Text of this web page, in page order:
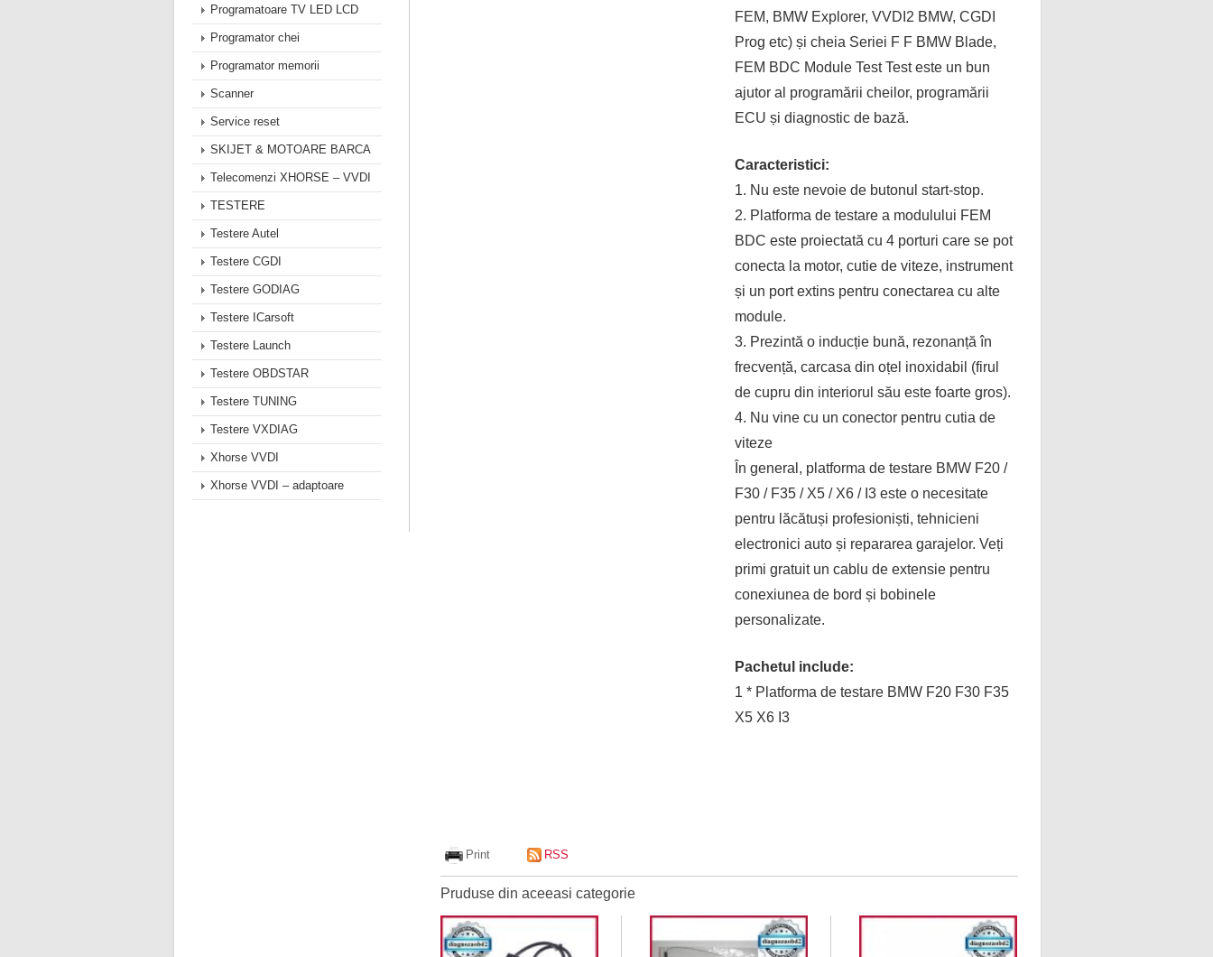
FEM, BMW Explorer, VVDI2 BMW, CGDI
Prog etc) și cheia Seriei F F BMW Blade,
FEM BDC Module Test Test este un bun
ajutor al programării cheilor, programării
ECU și diagnostic de bază.
Caracteristici:
1. Nu este nevoie de butonul start-stop.
2. Platforma de testare a modulului FEM
BDC este proiectată cu 4 porturi care se pot
conecta la motor, cutie de viteze, instrument
și un port extins pentru conectarea cu alte
module.
3. Prezintă o inducție bună, rezonanță în
frecvență, carcasa din oțel inoxidabil (firul
de cupru din interiorul său este foarte gros).
4. Nu vine cu un conector pentru cutia de
viteze
În general, platforma de testare BMW F20 /
F30 / F35 / X5 / X6 / I3 este o necesitate
pentru lăcătuși profesioniști, tehnicieni
electronici auto și repararea garajelor. Veți
primi gratuit un cablu de extensie pentru
conexiunea de bord și bobinele
personalizate.
Pachetul include:
1 * Platforma de testare BMW F20 F30 F35
X5 X6 I3
Print RSS
Pruduse din aceeasi categorie
Programatoare TV LED LCD
Programator chei
Programator memorii
Scanner
Service reset
SKIJET & MOTOARE BARCA
Telecomenzi XHORSE – VVDI
TESTERE
Testere Autel
Testere CGDI
Testere GODIAG
Testere ICarsoft
Testere Launch
Testere OBDSTAR
Testere TUNING
Testere VXDIAG
Xhorse VVDI
Xhorse VVDI – adaptoare